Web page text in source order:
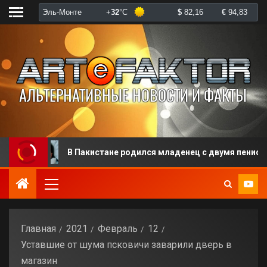
В Пакистане родился младенец с двумя пенисами, но без
Главная 2021 Февраль
12
Уставшие от шума псковичи заварили дверь в
магазин